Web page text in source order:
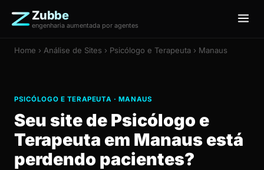
Zubbe
engenharia aumentada por agentes
Home › Análise de Sites › Psicólogo e Terapeuta › Manaus
PSICÓLOGO E TERAPEUTA · MANAUS
Seu site de Psicólogo e
Terapeuta em Manaus está
perdendo pacientes?